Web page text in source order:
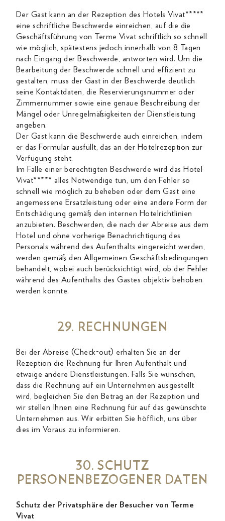
Der Gast kann an der Rezeption des Hotels Vivat*****
eine schriftliche Beschwerde einreichen, auf die die
Geschäftsführung von Terme Vivat schriftlich so schnell
wie möglich, spätestens jedoch innerhalb von 8 Tagen
nach Eingang der Beschwerde, antworten wird. Um die
Bearbeitung der Beschwerde schnell und effizient zu
gestalten, muss der Gast in der Beschwerde deutlich
seine Kontaktdaten, die Reservierungsnummer oder
Zimmernummer sowie eine genaue Beschreibung der
Mängel oder Unregelmäßigkeiten der Dienstleistung
angeben.
Der Gast kann die Beschwerde auch einreichen, indem
er das Formular ausfüllt, das an der Hotelrezeption zur
Verfügung steht.
Im Falle einer berechtigten Beschwerde wird das Hotel
Vivat***** alles Notwendige tun, um den Fehler so
schnell wie möglich zu beheben oder dem Gast eine
angemessene Ersatzleistung oder eine andere Form der
Entschädigung gemäß den internen Hotelrichtlinien
anzubieten. Beschwerden, die nach der Abreise aus dem
Hotel und ohne vorherige Benachrichtigung des
Personals während des Aufenthalts eingereicht werden,
werden gemäß den Allgemeinen Geschäftsbedingungen
behandelt, wobei auch berücksichtigt wird, ob der Fehler
während des Aufenthalts des Gastes objektiv behoben
werden konnte.
29. RECHNUNGEN
Bei der Abreise (Check-out) erhalten Sie an der
Rezeption die Rechnung für Ihren Aufenthalt und
etwaige andere Dienstleistungen. Falls Sie wünschen,
dass die Rechnung auf ein Unternehmen ausgestellt
wird, begleichen Sie den Betrag an der Rezeption und
wir stellen Ihnen eine Rechnung für auf das gewünschte
Unternehmen aus. Wir erbitten Sie höfflich, uns über
dies im Voraus zu informieren.
30. SCHUTZ
PERSONENBEZOGENER DATEN
Schutz der Privatsphäre der Besucher von Terme
Vivat